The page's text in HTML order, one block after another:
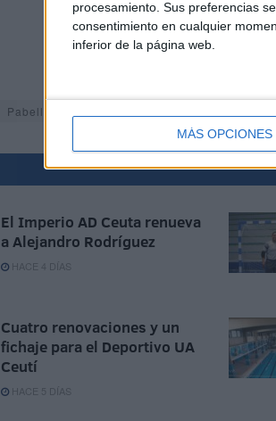
procesamiento. Sus preferencias
consentimiento en cualquier
inferior de la página web.
MÁS OPCIONES
Pabellón Guillermo Molina
El Imperio AD Ceuta renueva
a Alejandro Rodríguez
HACE 4 DÍAS
Cuatro renovaciones y un
fichaje para el Deportivo UA
Ceutí
HACE 5 DÍAS